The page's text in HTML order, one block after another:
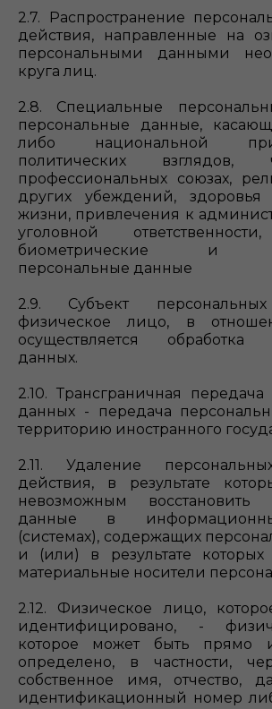
2.7. Распространение
действия, направленные на
персональными данными
круга лиц.
2.8. Специальные
персональные данные,
либо национальной
политических взглядов,
профессиональных союзах,
других убеждений,
жизни, привлечения к
уголовной
биометрические и
персональные данные
2.9. Субъект
физическое лицо, в
осуществляется обработка
данных.
2.10. Трансграничная
данных - передача
территорию иностранного
2.11. Удаление
действия, в результате
невозможным восстановить
данные в
(системах), содержащих
и (или) в результате которых
материальные носители
2.12. Физическое лицо,
идентифицировано, -
которое может быть прямо
определено, в частности,
собственное имя, отчество,
идентификационный номер